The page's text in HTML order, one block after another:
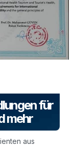
für
mehr
aus